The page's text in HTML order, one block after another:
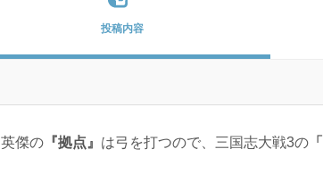
投稿内容
英傑の 『拠点』 は弓を打つので、三国志大戦3の